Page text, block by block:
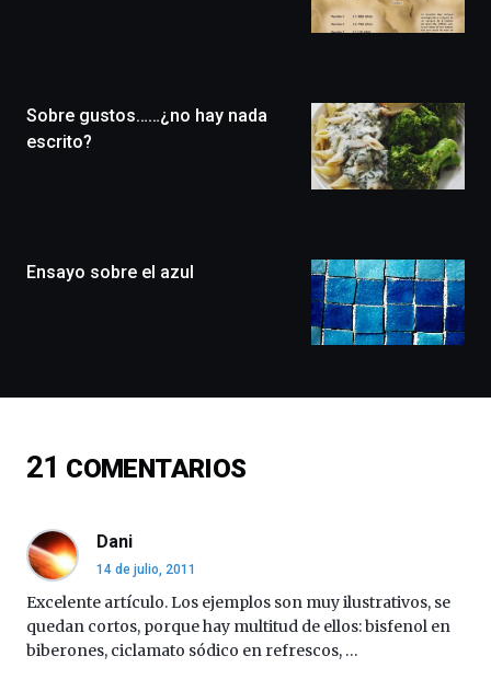
un
festival
monólogos,
de
16
4
de
octubre.
iniciativa,
Sobre gustos……¿no hay nada
escrito?
Ensayo sobre el azul
21 COMENTARIOS
Dani
14 de julio, 2011
Excelente artículo. Los ejemplos son muy ilustrativos, se
quedan cortos, porque hay multitud de ellos: bisfenol en
biberones, ciclamato sódico en refrescos, …